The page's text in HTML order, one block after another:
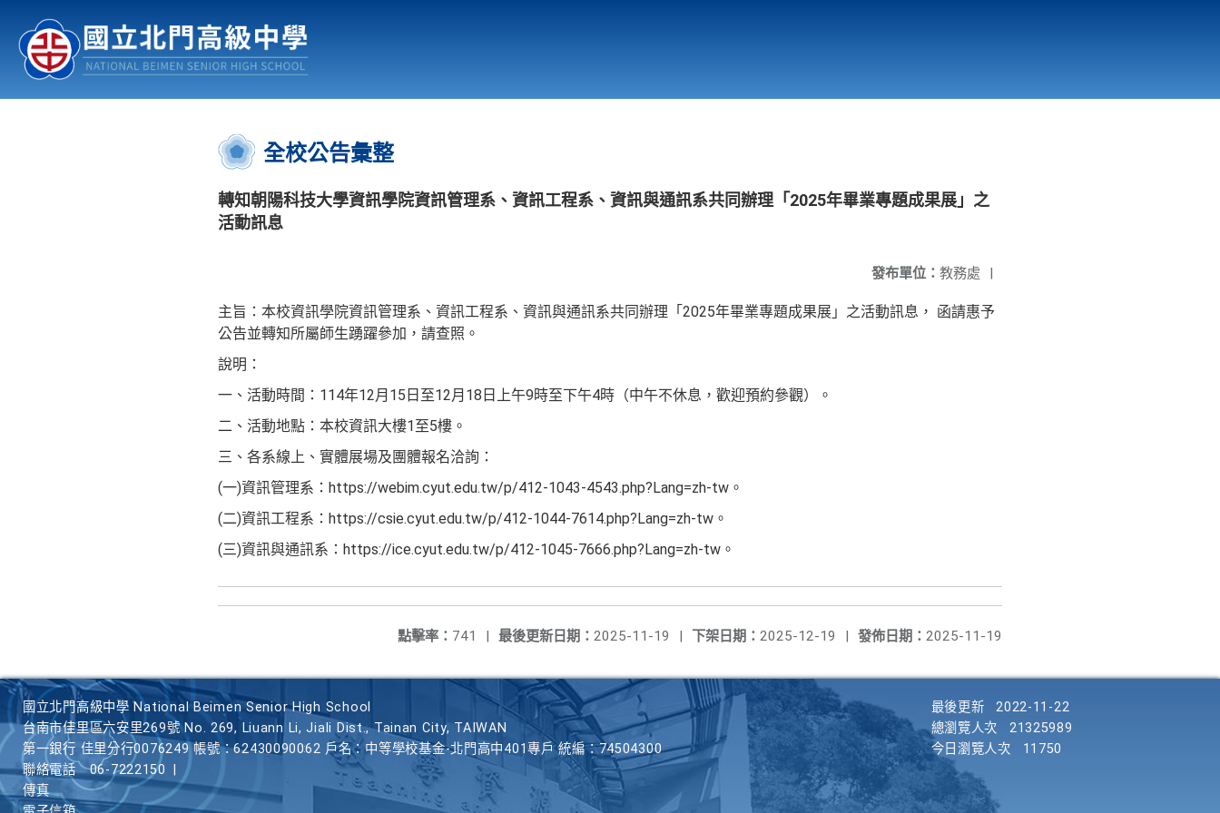
認識北中 行事曆
:::
全校公告彙整
轉知朝陽科技大學資訊學院資訊管理系、資訊工程系、資訊與通訊系共同辦理「2025年畢業專題成果展」之
活動訊息
發布單位： 教務處 |
主旨：本校資訊學院資訊管理系、資訊工程系、資訊與通訊系共同辦理「2025年畢業專題成果展」之活動訊息， 函請惠予
公告並轉知所屬師生踴躍參加，請查照。
說明：
一、活動時間：114年12月15日至12月18日上午9時至下午4時（中午不休息，歡迎預約參觀）。
二、活動地點：本校資訊大樓1至5樓。
三、各系線上、實體展場及團體報名洽詢：
(一)資訊管理系：https://webim.cyut.edu.tw/p/412-1043-4543.php?Lang=zh-tw。
(二)資訊工程系：https://csie.cyut.edu.tw/p/412-1044-7614.php?Lang=zh-tw。
(三)資訊與通訊系：https://ice.cyut.edu.tw/p/412-1045-7666.php?Lang=zh-tw。
發佈日期： 2025-11-19
下架日期： 2025-12-19 |
最後更新日期： 2025-11-19 |
點擊率： 741 |
國立北門高級中學 National Beimen Senior High School
台南市佳里區六安里269號 No. 269, Liuann Li, Jiali Dist., Tainan City, TAIWAN
第一銀行 佳里分行0076249 帳號：62430090062 戶名：中等學校基金-北門高中401專戶 統編：74504300
聯絡電話
06-7222150
傳真
最後更新
2022-11-22
總瀏覽人次
21325989
今日瀏覽人次
11750